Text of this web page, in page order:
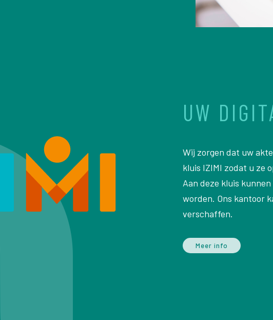
UW
Wij zorgen dat uw
kluis IZIMI zodat u ze
Aan deze kluis
worden. Ons kantoor
verschaffen.
Meer info